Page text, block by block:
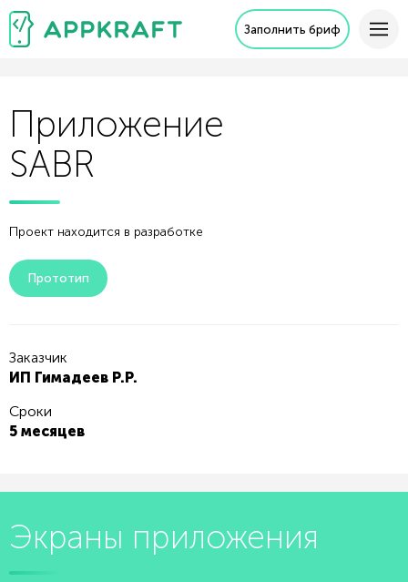
Заполнить бриф
Приложение
SABR
Проект находится в разработке
Прототип
Заказчик
ИП Гимадеев Р.Р.
Сроки
5 месяцев
Экраны приложения